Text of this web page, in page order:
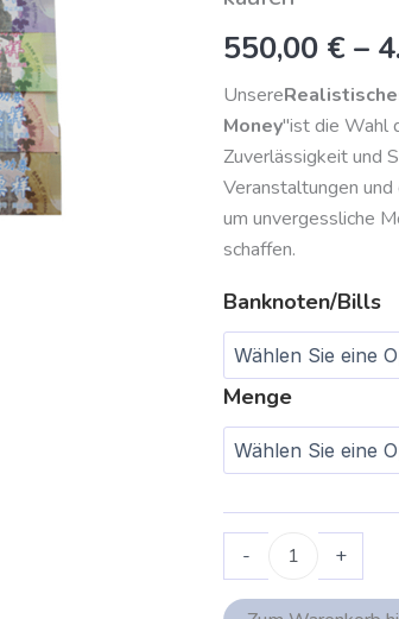
550,00 € –
Unsere
Money"ist die Wahl
Zuverlässigkeit und
Veranstaltungen und
um unvergessliche
schaffen.
Banknoten/Bills
Menge
- +